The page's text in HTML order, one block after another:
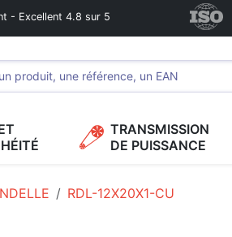
- Excellent 4.8 sur 5
TRANSMISSION
DE PUISSANCE
RDL-12X20X1-CU